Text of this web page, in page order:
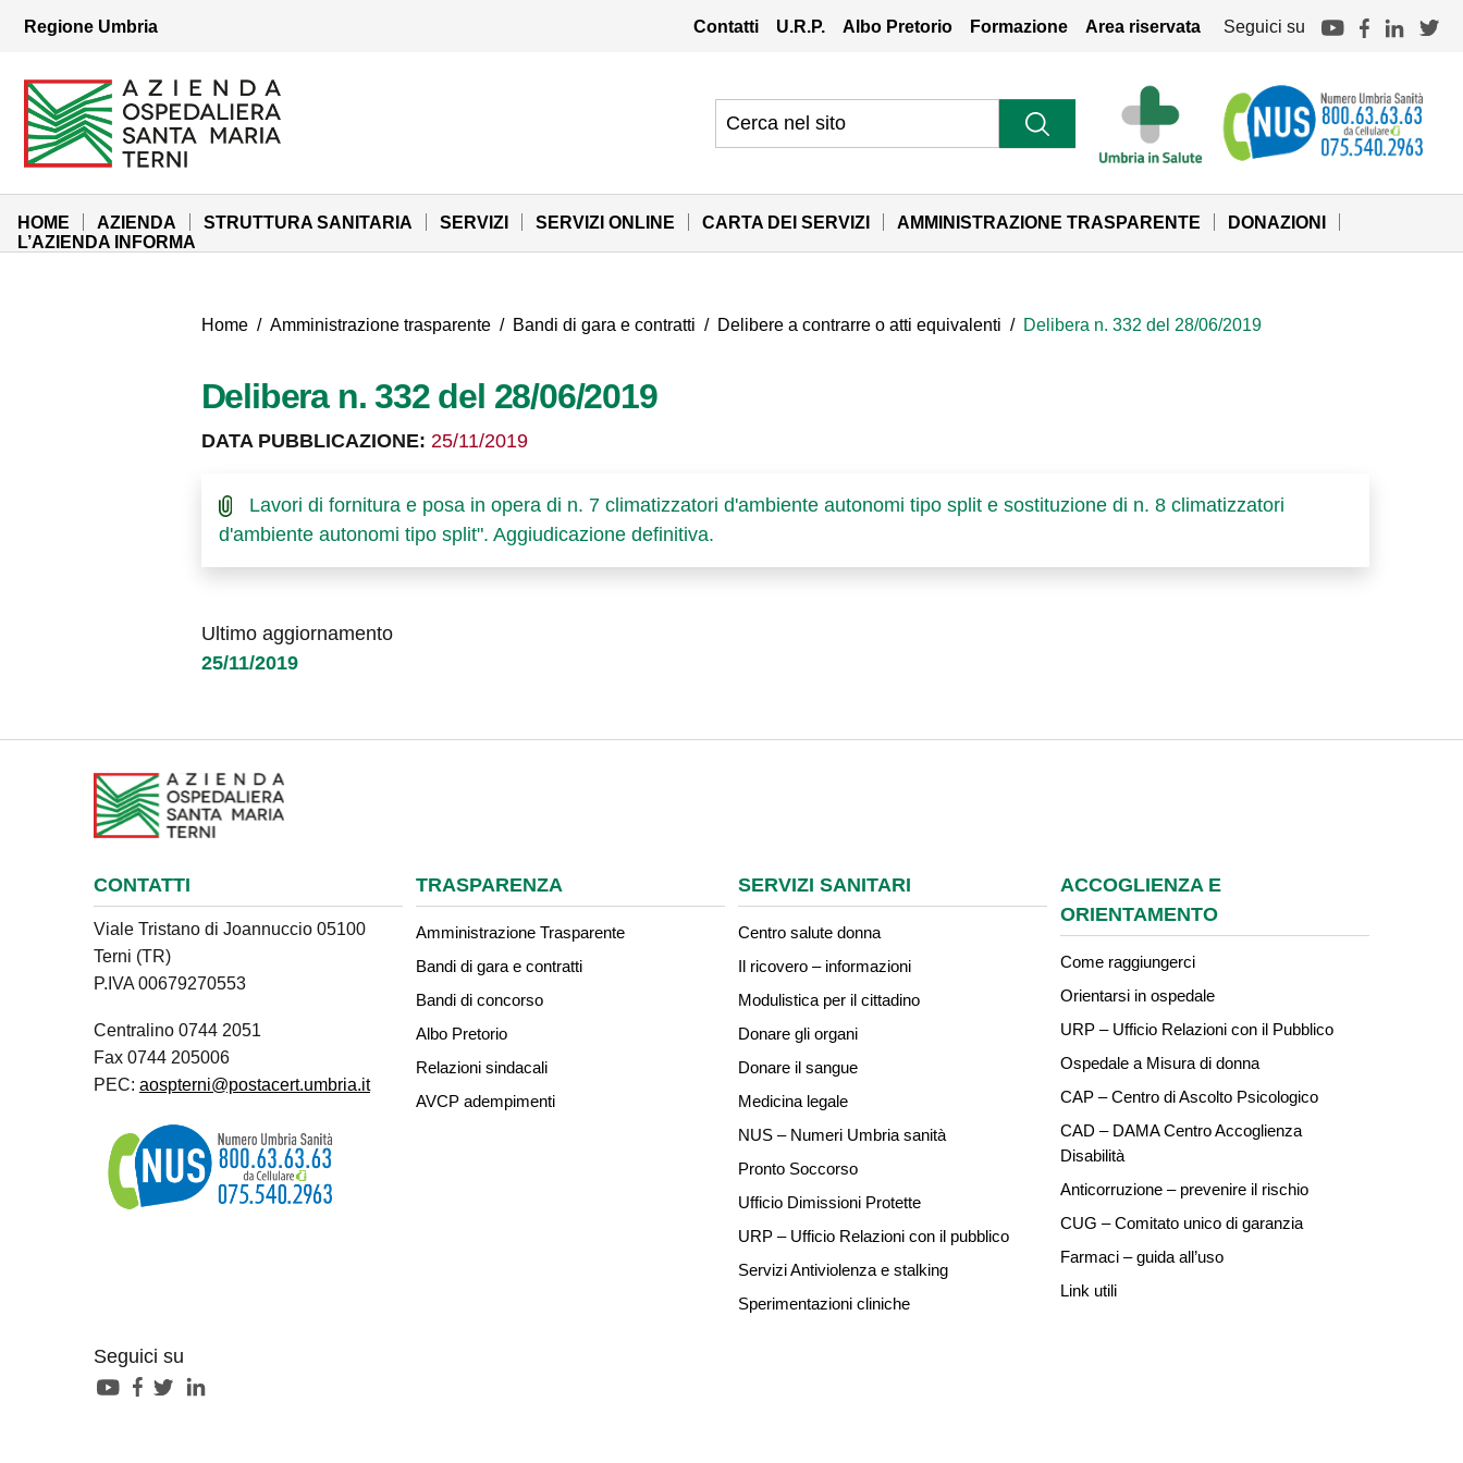
Vai al menu di navigazione
Regione Umbria Contatti U.R.P. Albo Pretorio Formazione Area riservata Seguici su
Azienda Ospedaliera Santa Maria di Terni
Sito Istituzionale
HOME AZIENDA STRUTTURA SANITARIA SERVIZI SERVIZI ONLINE CARTA DEI SERVIZI AMMINISTRAZIONE TRASPARENTE
DONAZIONI
L’AZIENDA INFORMA
Home / Amministrazione trasparente / Bandi di gara e contratti / Delibere a contrarre o atti equivalenti / Delibera n. 332 del 28/06/2019
Delibera n. 332 del 28/06/2019
DATA PUBBLICAZIONE: 25/11/2019
Lavori di fornitura e posa in opera di n. 7 climatizzatori d'ambiente autonomi tipo split e sostituzione di n. 8 climatizzatori
d'ambiente autonomi tipo split". Aggiudicazione definitiva.
Ultimo aggiornamento
25/11/2019
CONTATTI
Viale Tristano di Joannuccio 05100
Terni (TR)
P.IVA 00679270553
Centralino 0744 2051
Fax 0744 205006
PEC: aospterni@postacert.umbria.it
Seguici su
TRASPARENZA
Amministrazione Trasparente
Bandi di gara e contratti
Bandi di concorso
Albo Pretorio
Relazioni sindacali
AVCP adempimenti
SERVIZI SANITARI
Centro salute donna
Il ricovero – informazioni
Modulistica per il cittadino
Donare gli organi
Donare il sangue
Medicina legale
NUS – Numeri Umbria sanità
Pronto Soccorso
Ufficio Dimissioni Protette
URP – Ufficio Relazioni con il pubblico
Servizi Antiviolenza e stalking
Sperimentazioni cliniche
ACCOGLIENZA E
ORIENTAMENTO
Come raggiungerci
Orientarsi in ospedale
URP – Ufficio Relazioni con il Pubblico
Ospedale a Misura di donna
CAP – Centro di Ascolto Psicologico
CAD – DAMA Centro Accoglienza
Disabilità
Anticorruzione – prevenire il rischio
CUG – Comitato unico di garanzia
Farmaci – guida all’uso
Link utili